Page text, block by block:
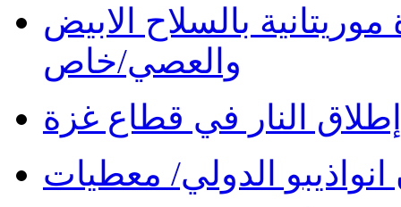
بالسلاح الابيض
والعصي/خاص
النار في قطاع غزة
الدولي/ معطيات